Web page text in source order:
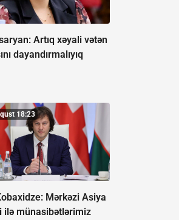
Artıq xəyali vətən
dayandırmalıyıq
18:23
Mərkəzi Asiya
ilə münasibətlərimiz